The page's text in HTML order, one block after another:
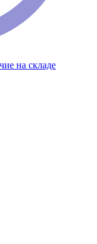
на складе